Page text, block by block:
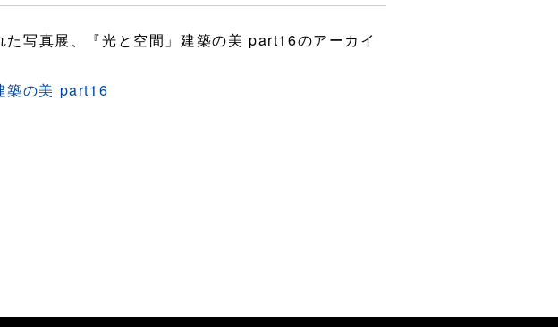
写真展、『光と空間」建築の美 part16のアーカイ
築の美 part16